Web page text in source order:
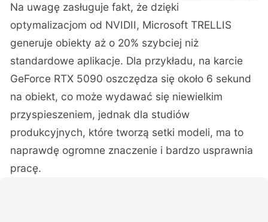
Na uwagę zasługuje fakt, że dzięki
optymalizacjom od NVIDII, Microsoft TRELLIS
generuje obiekty aż o 20% szybciej niż
standardowe aplikacje. Dla przykładu, na karcie
GeForce RTX 5090 oszczędza się około 6 sekund
na obiekt, co może wydawać się niewielkim
przyspieszeniem, jednak dla studiów
produkcyjnych, które tworzą setki modeli, ma to
naprawdę ogromne znaczenie i bardzo usprawnia
pracę.